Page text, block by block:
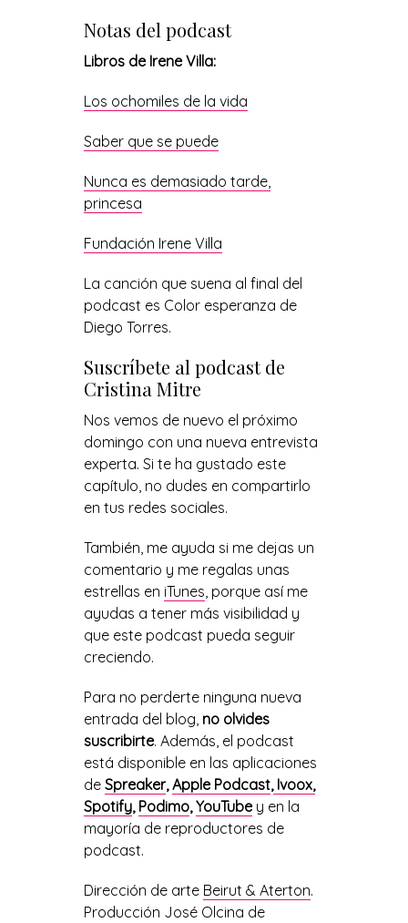
Notas del podcast
Libros de Irene Villa:
Los ochomiles de la vida
Saber que se puede
Nunca es demasiado tarde,
princesa
Fundación Irene Villa
La canción que suena al final del
podcast es Color esperanza de
Diego Torres.
Suscríbete al podcast de
Cristina Mitre
Nos vemos de nuevo el próximo
domingo con una nueva entrevista
experta. Si te ha gustado este
capítulo, no dudes en compartirlo
en tus redes sociales.
También, me ayuda si me dejas un
comentario y me regalas unas
estrellas en iTunes , porque así me
ayudas a tener más visibilidad y
que este podcast pueda seguir
creciendo.
Para no perderte ninguna nueva
entrada del blog, no olvides
suscribirte. Además, el podcast
está disponible en las aplicaciones
de Spreaker, Apple Podcast,Ivoox,
Spotify, Podimo, YouTubey en la
mayoría de reproductores de
podcast.
Dirección de arte Beirut & Aterton.
Producción José Olcina de